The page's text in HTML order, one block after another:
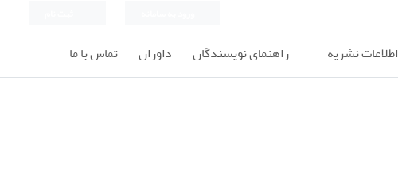
اطلاعات نشریه راهنمای نویسندگان داوران تماس با ما